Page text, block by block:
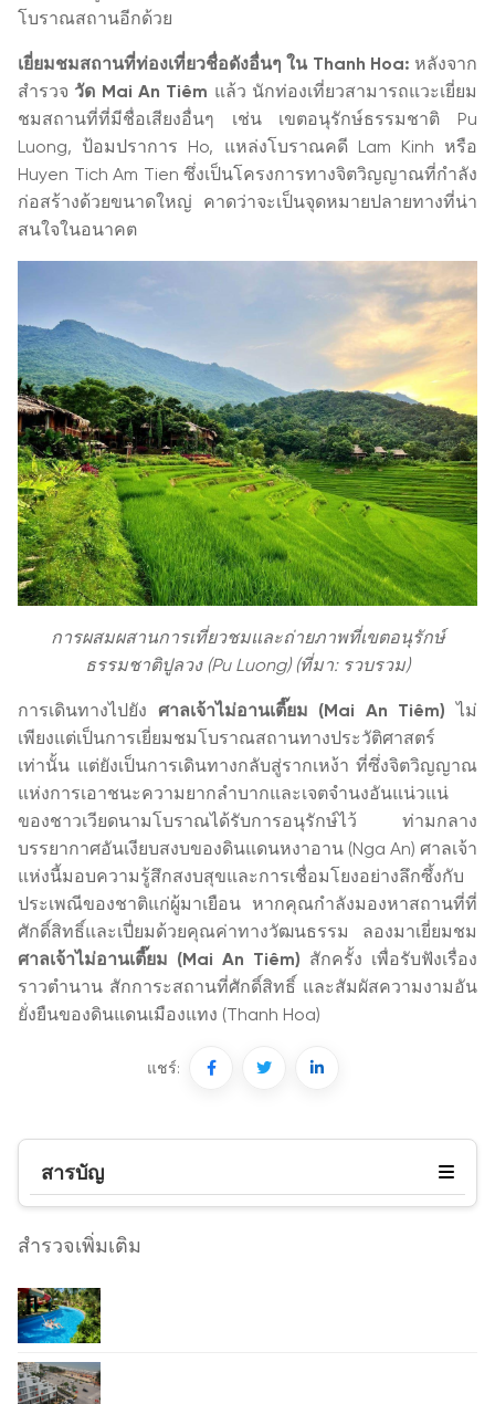
โบราณสถานอีกด้วย
เยี่ยมชมสถานที่ท่องเที่ยวชื่อดังอื่นๆ ใน Thanh Hoa: หลังจาก
สำรวจ วัด Mai An Tiêm แล้ว นักท่องเที่ยวสามารถแวะเยี่ยม
ชมสถานที่ที่มีชื่อเสียงอื่นๆ เช่น เขตอนุรักษ์ธรรมชาติ Pu
Luong, ป้อมปราการ Ho, แหล่งโบราณคดี Lam Kinh หรือ
Huyen Tich Am Tien ซึ่งเป็นโครงการทางจิตวิญญาณที่กำลัง
ก่อสร้างด้วยขนาดใหญ่ คาดว่าจะเป็นจุดหมายปลายทางที่น่า
สนใจในอนาคต
การผสมผสานการเที่ยวชมและถ่ายภาพที่เขตอนุรักษ์
ธรรมชาติปูลวง (Pu Luong) (ที่มา: รวบรวม)
การเดินทางไปยัง ศาลเจ้าไม่อานเตี๊ยม (Mai An Tiêm) ไม่
เพียงแต่เป็นการเยี่ยมชมโบราณสถานทางประวัติศาสตร์
เท่านั้น แต่ยังเป็นการเดินทางกลับสู่รากเหง้า ที่ซึ่งจิตวิญญาณ
แห่งการเอาชนะความยากลำบากและเจตจำนงอันแน่วแน่
ของชาวเวียดนามโบราณได้รับการอนุรักษ์ไว้ ท่ามกลาง
บรรยากาศอันเงียบสงบของดินแดนหงาอาน (Nga An) ศาลเจ้า
แห่งนี้มอบความรู้สึกสงบสุขและการเชื่อมโยงอย่างลึกซึ้งกับ
ประเพณีของชาติแก่ผู้มาเยือน หากคุณกำลังมองหาสถานที่ที่
ศักดิ์สิทธิ์และเปี่ยมด้วยคุณค่าทางวัฒนธรรม ลองมาเยี่ยมชม
ศาลเจ้าไม่อานเตี๊ยม (Mai An Tiêm) สักครั้ง เพื่อรับฟังเรื่อง
ราวตำนาน สักการะสถานที่ศักดิ์สิทธิ์ และสัมผัสความงามอัน
ยั่งยืนของดินแดนเมืองแทง (Thanh Hoa)
แชร์:
สารบัญ
สำรวจเพิ่มเติม